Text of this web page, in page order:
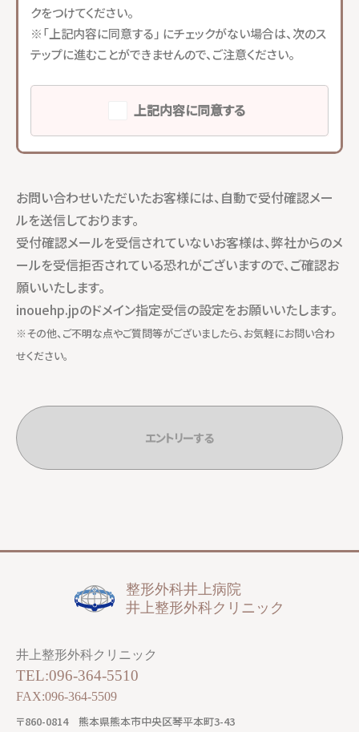
クをつけてください。
※「上記内容に同意する」 にチェックがない場合は、次のス
テップに進むことができませんので、ご注意ください。
上記内容に同意する
お問い合わせいただいたお客様には、自動で受付確認メー
ルを送信しております。
受付確認メールを受信されていないお客様は、弊社からのメ
ールを受信拒否されている恐れがございますので、ご確認お
願いいたします。
inouehp.jpのドメイン指定受信の設定をお願いいたします。
※その他、ご不明な点やご質問等がございましたら、お気軽にお問い合わ
せください。
整形外科井上病院
井上整形外科クリニック
井上整形外科クリニック
TEL:096-364-5510
FAX:096-364-5509
〒860-0814 熊本県熊本市中央区琴平本町3-43